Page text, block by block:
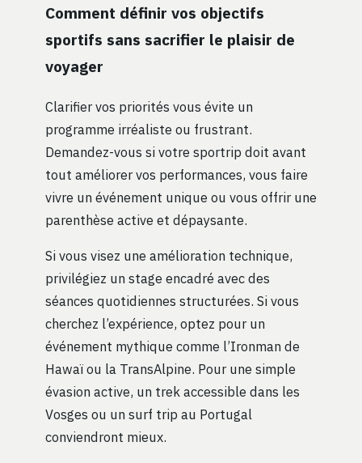
Comment définir vos objectifs
sportifs sans sacrifier le plaisir de
voyager
Clarifier vos priorités vous évite un
programme irréaliste ou frustrant.
Demandez-vous si votre sportrip doit avant
tout améliorer vos performances, vous faire
vivre un événement unique ou vous offrir une
parenthèse active et dépaysante.
Si vous visez une amélioration technique,
privilégiez un stage encadré avec des
séances quotidiennes structurées. Si vous
cherchez l’expérience, optez pour un
événement mythique comme l’Ironman de
Hawaï ou la TransAlpine. Pour une simple
évasion active, un trek accessible dans les
Vosges ou un surf trip au Portugal
conviendront mieux.